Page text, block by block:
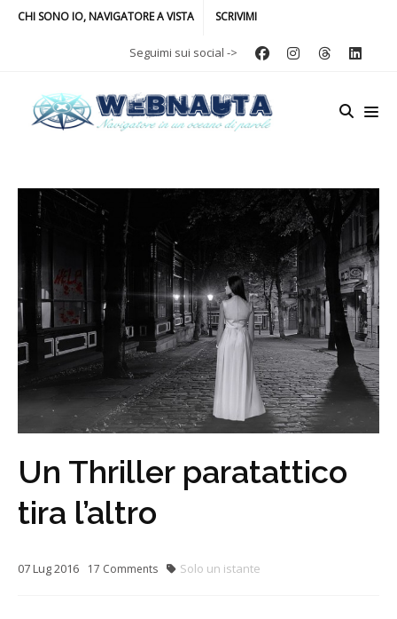
CHI SONO IO, NAVIGATORE A VISTA SCRIVIMI
Seguimi sui social ->
Un Thriller paratattico
tira l’altro
07Lug2016 17 Comments Solo un istante